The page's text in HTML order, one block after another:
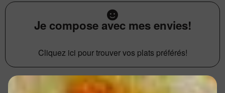
Je compose avec mes envies!
Cliquez ici pour trouver vos plats préférés!